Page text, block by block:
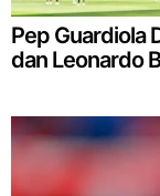
Pep Guardiola
dan Leonardo